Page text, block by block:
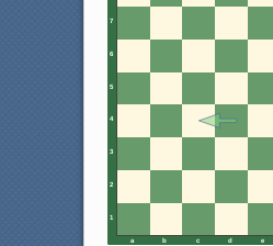
7
6
5
4
3
2
1
a b c d e